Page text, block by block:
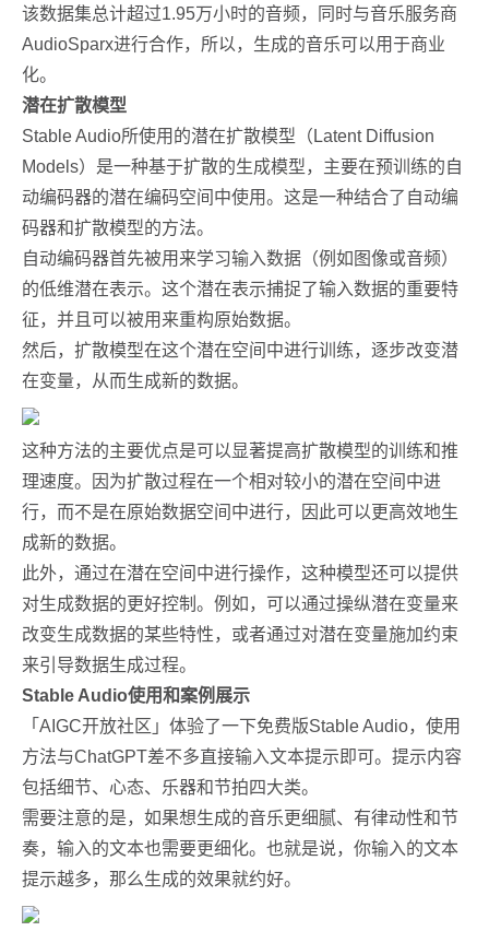
该数据集总计超过1.95万小时的音频，同时与音乐服务商
AudioSparx进行合作，所以，生成的音乐可以用于商业
化。
潜在扩散模型
Stable Audio所使用的潜在扩散模型（Latent Diffusion
Models）是一种基于扩散的生成模型，主要在预训练的自
动编码器的潜在编码空间中使用。这是一种结合了自动编
码器和扩散模型的方法。
自动编码器首先被用来学习输入数据（例如图像或音频）
的低维潜在表示。这个潜在表示捕捉了输入数据的重要特
征，并且可以被用来重构原始数据。
然后，扩散模型在这个潜在空间中进行训练，逐步改变潜
在变量，从而生成新的数据。
这种方法的主要优点是可以显著提高扩散模型的训练和推
理速度。因为扩散过程在一个相对较小的潜在空间中进
行，而不是在原始数据空间中进行，因此可以更高效地生
成新的数据。
此外，通过在潜在空间中进行操作，这种模型还可以提供
对生成数据的更好控制。例如，可以通过操纵潜在变量来
改变生成数据的某些特性，或者通过对潜在变量施加约束
来引导数据生成过程。
Stable Audio使用和案例展示
「AIGC开放社区」体验了一下免费版Stable Audio，使用
方法与ChatGPT差不多直接输入文本提示即可。提示内容
包括细节、心态、乐器和节拍四大类。
需要注意的是，如果想生成的音乐更细腻、有律动性和节
奏，输入的文本也需要更细化。也就是说，你输入的文本
提示越多，那么生成的效果就约好。